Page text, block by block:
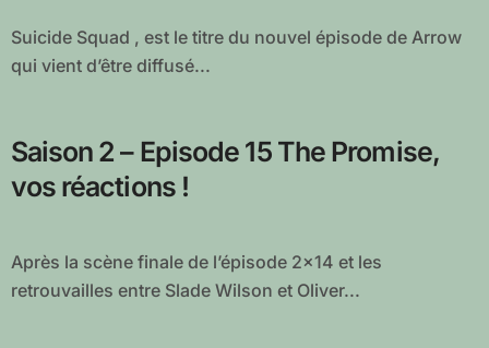
Suicide Squad , est le titre du nouvel épisode de Arrow
qui vient d’être diffusé...
Saison 2 – Episode 15 The Promise,
vos réactions !
Après la scène finale de l’épisode 2×14 et les
retrouvailles entre Slade Wilson et Oliver...